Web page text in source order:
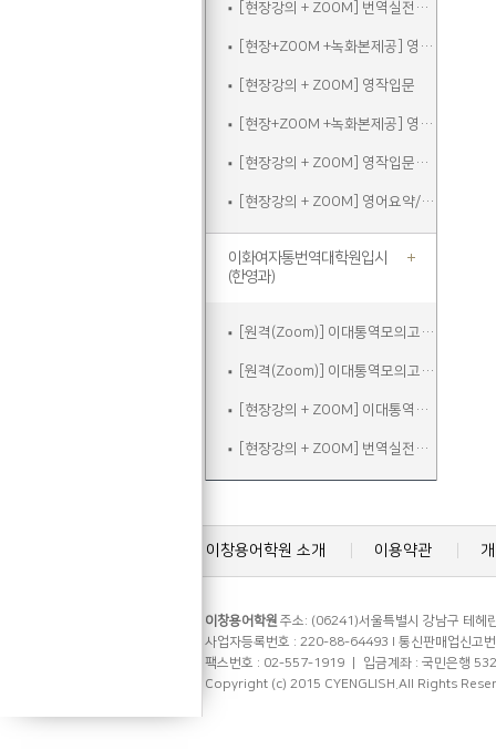
[현장강의 + ZOOM] 번역실전주말
[현장+ZOOM +녹화본제공] 영작입문
[현장강의 + ZOOM] 영작입문
[현장+ZOOM +녹화본제공] 영작입문주말
[현장강의 + ZOOM] 영작입문주말
[현장강의 + ZOOM] 영어요약/에세이쓰기
이화여자통번역대학원입시
(한영과)
[원격(Zoom)] 이대통역모의고사A
[원격(Zoom)] 이대통역모의고사B
[현장강의 + ZOOM] 이대통역실전
[현장강의 + ZOOM] 번역실전주말
이창용어학원 소개 이용약관
이창용어학원 주소: (06241)서울특별시 강남구 테헤
사업자등록번호 : 220-88-64493 l 통신판매업신고
팩스번호 : 02-557-1919 ㅣ 입금계좌 : 국민은행
Copyright (c) 2015 CYENGLISH.All Rights